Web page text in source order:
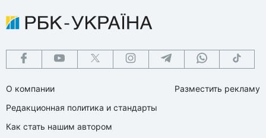
О компании
Редакционная политика и стандарты
Как стать нашим автором
Разместить рекламу